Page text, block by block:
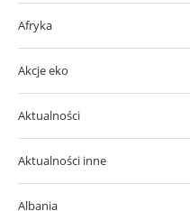
Afryka
Akcje eko
Aktualności
Aktualności inne
Albania